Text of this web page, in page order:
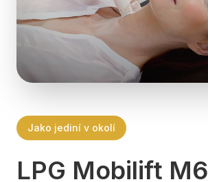
Jako jediní v okolí
LPG Mobilift M6